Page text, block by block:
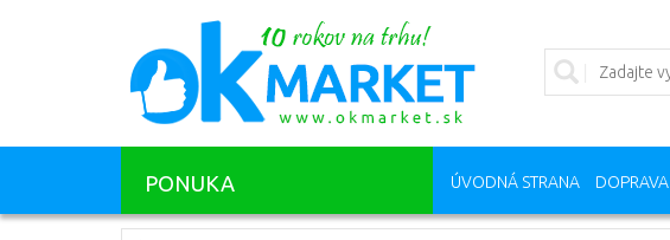
PONUKA ÚVODNÁ STRANA DOPRAVA